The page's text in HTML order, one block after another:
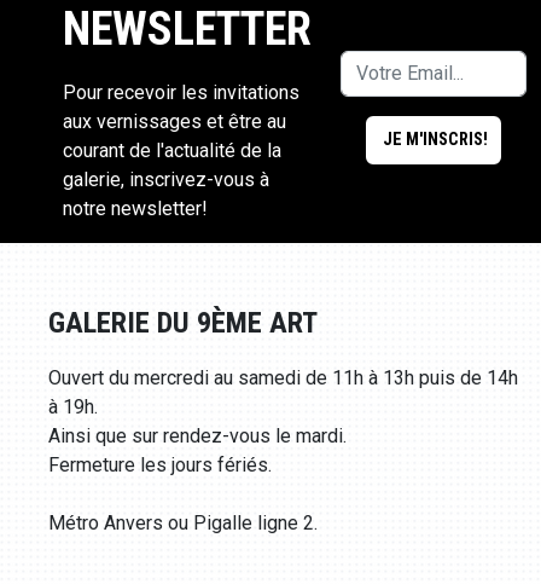
NEWSLETTER
Pour recevoir les invitations
aux vernissages et être au
courant de l'actualité de la
galerie, inscrivez-vous à
notre newsletter!
GALERIE DU 9ÈME ART
Ouvert du mercredi au samedi de 11h à 13h puis de 14h
à 19h.
Ainsi que sur rendez-vous le mardi.
Fermeture les jours fériés.
Métro Anvers ou Pigalle ligne 2.